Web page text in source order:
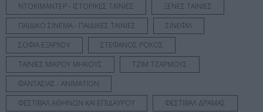
ΝΤΟΚΙΜΑΝΤΕΡ - ΙΣΤΟΡΙΚΕΣ ΤΑΙΝΙΕΣ
ΞΕΝΕΣ ΤΑΙΝΙΕΣ
ΠΑΙΔΙΚΟ ΣΙΝΕΜΑ - ΠΑΙΔΙΚΕΣ ΤΑΙΝΙΕΣ
ΣΙΝΕΦΙΛ
ΣΟΦΙΑ ΕΞΑΡΧΟΥ
ΣΤΕΦΑΝΟΣ ΡΟΚΟΣ
ΤΑΙΝΙΕΣ ΜΙΚΡΟΥ ΜΗΚΟΥΣ
ΤΖΙΜ ΤΖΑΡΜΟΥΣ
ΦΑΝΤΑΣΙΑΣ - ANIMATION
ΦΕΣΤΙΒΑΛ ΑΘΗΝΩΝ ΚΑΙ ΕΠΙΔΑΥΡΟΥ
ΦΕΣΤΙΒΑΛ ΔΡΑΜΑΣ